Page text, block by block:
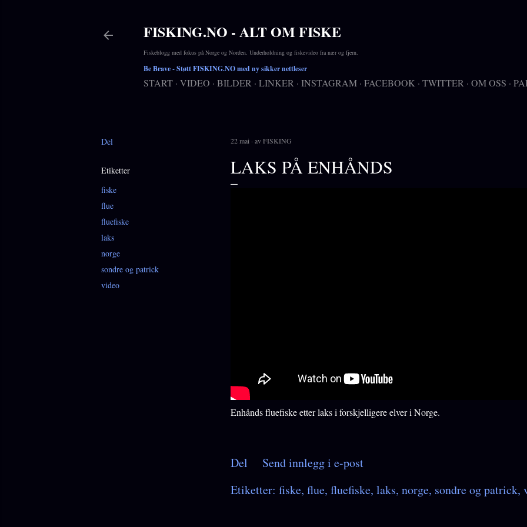
FISKING.NO - ALT OM FISKE
Fiskeblogg med fokus på Norge og Norden. Underholdning og fiskevideo fra nær og fjern.
Be Brave- Støtt FISKING.NO med ny sikker nettleser
START VIDEO BILDER LINKER INSTAGRAM FACEBOOK TWITTER OM OSS
Del
Etiketter
fiske
flue
fluefiske
laks
norge
sondre og patrick
video
22 mai avFISKING
LAKS PÅ ENHÅNDS
Enhånds fluefiske etter laks i forskjelligere elver i Norge.
Del
Send innlegg i e-post
Etiketter: fiske flue fluefiske laks norge sondre og patrick